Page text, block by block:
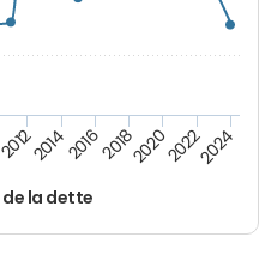
de la dette
2012201420162018202020222024